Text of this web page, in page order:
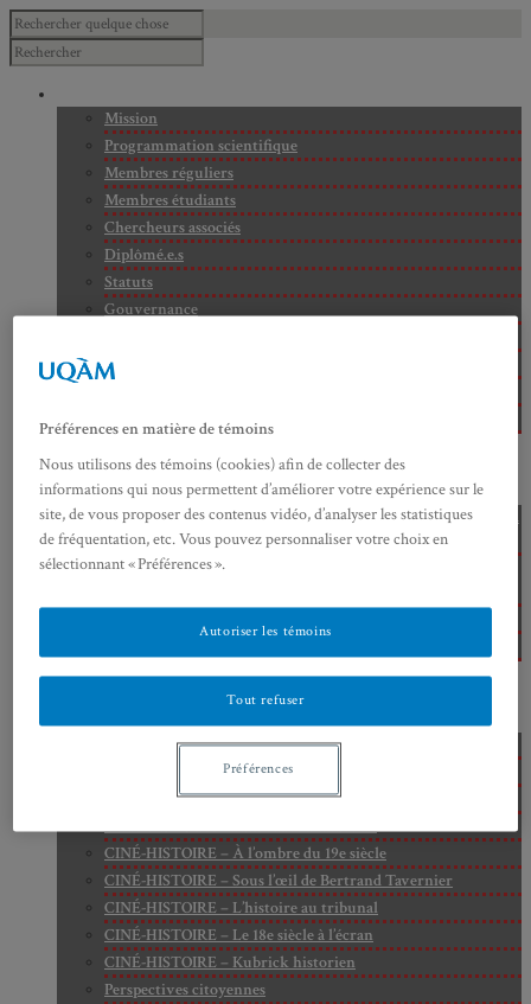
Mission
Programmation scientifique
Membres réguliers
Membres étudiants
Chercheurs associés
Diplômé.e.s
Statuts
Gouvernance
Bulletin trimestriel du GRHS
Bourses du GRHS
PROJETS EN COURS
AXES DE RECHERCHE
Axe 1 : Représentations publiques, communes et privées de la
Cité
Axe 2 : Réputation, célébrité et popularité dans l’espace
BIBLIOTHÈQUE
MÉDIATHÈQUE
CINÉ-HISTOIRE – Voyage dans le cinéma japonais
CINÉ-HISTOIRE – La femme à la caméra
CINÉ-HISTOIRE – L’histoire comme chaos
CINÉ-HISTOIRE – Rome face à l’histoire
CINÉ-HISTOIRE – À l’ombre du 19e siècle
CINÉ-HISTOIRE – Sous l’œil de Bertrand Tavernier
CINÉ-HISTOIRE – L’histoire au tribunal
CINÉ-HISTOIRE – Le 18e siècle à l’écran
CINÉ-HISTOIRE – Kubrick historien
Perspectives citoyennes
Préférences en matière de témoins
Nous utilisons des témoins (cookies) afin de collecter des
informations qui nous permettent d’améliorer votre expérience sur le
site, de vous proposer des contenus vidéo, d’analyser les statistiques
de fréquentation, etc. Vous pouvez personnaliser votre choix en
sélectionnant « Préférences ».
Tout refuser
Autoriser les témoins
Préférences